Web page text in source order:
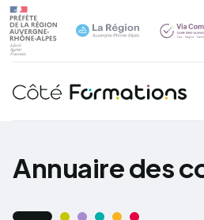
Annuaire des